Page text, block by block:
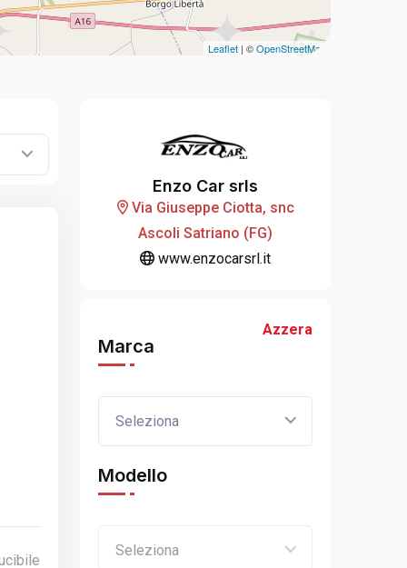
Leaflet | ©OpenStreetMap
Enzo Car srls
Via Giuseppe Ciotta, snc
Ascoli Satriano (FG)
www.enzocarsrl.it
Azzera
Marca
Seleziona
Modello
Seleziona